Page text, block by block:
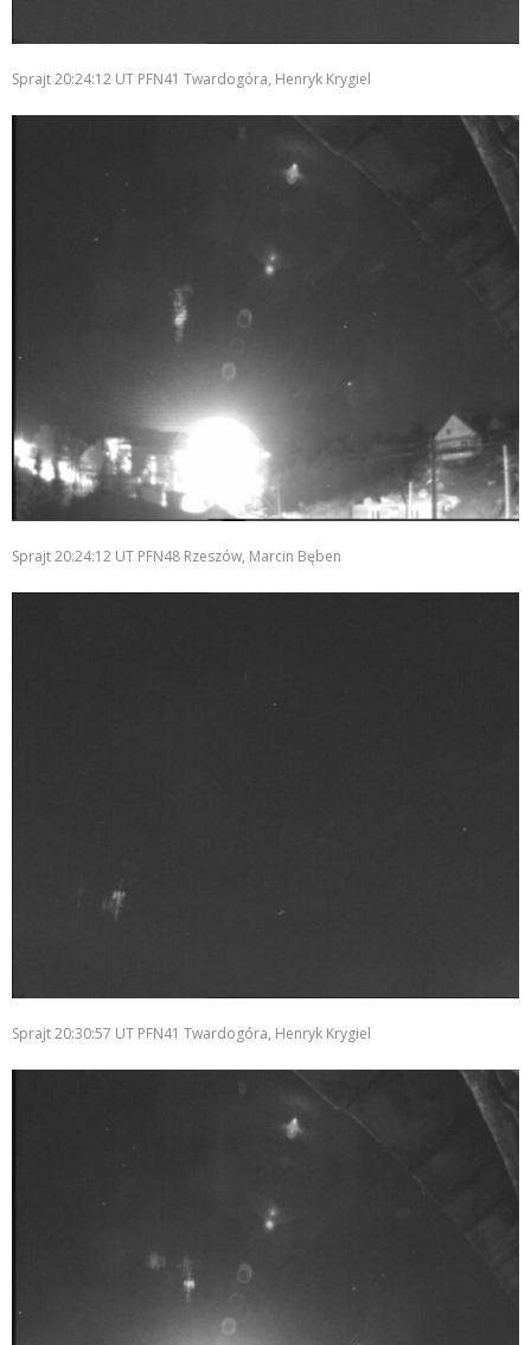
Sprajt 20:24:12 UT PFN41 Twardogóra, Henryk Krygiel
Sprajt 20:24:12 UT PFN48 Rzeszów, Marcin Bęben
Sprajt 20:30:57 UT PFN41 Twardogóra, Henryk Krygiel